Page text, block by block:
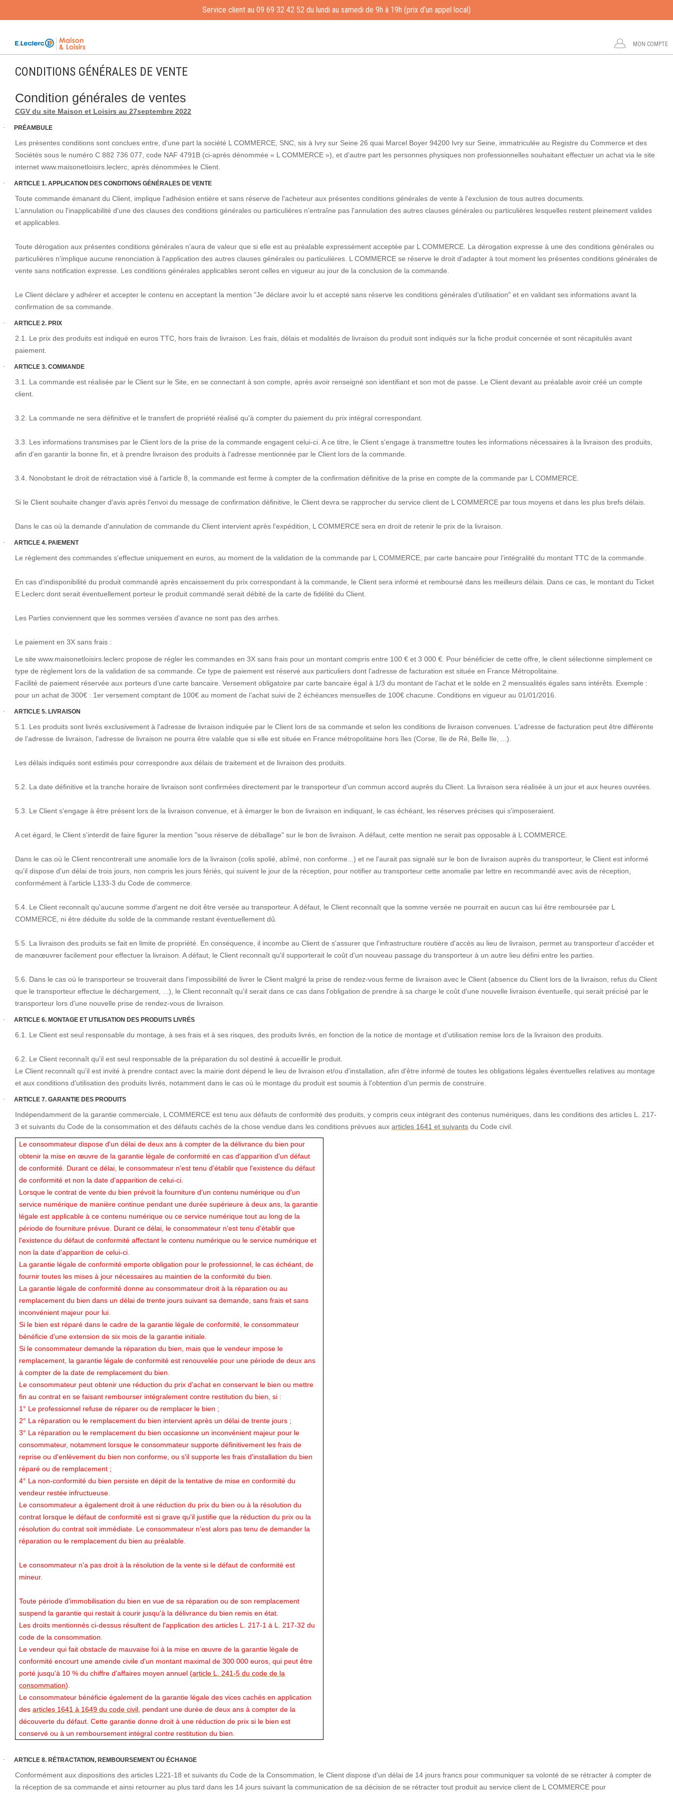
Service client au 09 69 32 42 52 du lundi au samedi de 9h à 19h (prix d’un appel local)
MON COMPTE
Accueil / Conditions générales de vente
CONDITIONS GÉNÉRALES DE VENTE
Condition générales de ventes
CGV du site Maison et Loisirs au 27septembre 2022
· PRÉAMBULE
Les présentes conditions sont conclues entre, d'une part la société L COMMERCE, SNC, sis à Ivry sur Seine 26 quai Marcel Boyer 94200 Ivry sur Seine, immatriculée au Registre du Commerce et des
Sociétés sous le numéro C 882 736 077, code NAF 4791B (ci-après dénommée « L COMMERCE »), et d'autre part les personnes physiques non professionnelles souhaitant effectuer un achat via le site
internet www.maisonetloisirs.leclerc, après dénommées le Client.
· ARTICLE 1. APPLICATION DES CONDITIONS GÉNÉRALES DE VENTE
Toute commande émanant du Client, implique l'adhésion entière et sans réserve de l'acheteur aux présentes conditions générales de vente à l'exclusion de tous autres documents.
L'annulation ou l'inapplicabilité d'une des clauses des conditions générales ou particulières n'entraîne pas l'annulation des autres clauses générales ou particulières lesquelles restent pleinement valides
et applicables.
Toute dérogation aux présentes conditions générales n'aura de valeur que si elle est au préalable expressément acceptée par L COMMERCE. La dérogation expresse à une des conditions générales ou
particulières n'implique aucune renonciation à l'application des autres clauses générales ou particulières. L COMMERCE se réserve le droit d'adapter à tout moment les présentes conditions générales de
vente sans notification expresse. Les conditions générales applicables seront celles en vigueur au jour de la conclusion de la commande.
Le Client déclare y adhérer et accepter le contenu en acceptant la mention "Je déclare avoir lu et accepté sans réserve les conditions générales d'utilisation" et en validant ses informations avant la
confirmation de sa commande.
· ARTICLE 2. PRIX
2.1. Le prix des produits est indiqué en euros TTC, hors frais de livraison. Les frais, délais et modalités de livraison du produit sont indiqués sur la fiche produit concernée et sont récapitulés avant
paiement.
· ARTICLE 3. COMMANDE
3.1. La commande est réalisée par le Client sur le Site, en se connectant à son compte, après avoir renseigné son identifiant et son mot de passe. Le Client devant au préalable avoir créé un compte
client.
3.2. La commande ne sera définitive et le transfert de propriété réalisé qu'à compter du paiement du prix intégral correspondant.
3.3. Les informations transmises par le Client lors de la prise de la commande engagent celui-ci. A ce titre, le Client s'engage à transmettre toutes les informations nécessaires à la livraison des produits,
afin d'en garantir la bonne fin, et à prendre livraison des produits à l'adresse mentionnée par le Client lors de la commande.
3.4. Nonobstant le droit de rétractation visé à l'article 8, la commande est ferme à compter de la confirmation définitive de la prise en compte de la commande par L COMMERCE.
Si le Client souhaite changer d'avis après l'envoi du message de confirmation définitive, le Client devra se rapprocher du service client de L COMMERCE par tous moyens et dans les plus brefs délais.
Dans le cas où la demande d'annulation de commande du Client intervient après l'expédition, L COMMERCE sera en droit de retenir le prix de la livraison.
· ARTICLE 4. PAIEMENT
Le règlement des commandes s'effectue uniquement en euros, au moment de la validation de la commande par L COMMERCE, par carte bancaire pour l'intégralité du montant TTC de la commande.
En cas d'indisponibilité du produit commandé après encaissement du prix correspondant à la commande, le Client sera informé et remboursé dans les meilleurs délais. Dans ce cas, le montant du Ticket
E.Leclerc dont serait éventuellement porteur le produit commandé serait débité de la carte de fidélité du Client.
Les Parties conviennent que les sommes versées d'avance ne sont pas des arrhes.
Le paiement en 3X sans frais :
Le site www.maisonetloisirs.leclerc propose de régler les commandes en 3X sans frais pour un montant compris entre 100 € et 3 000 €. Pour bénéficier de cette offre, le client sélectionne simplement ce
type de règlement lors de la validation de sa commande. Ce type de paiement est réservé aux particuliers dont l'adresse de facturation est située en France Métropolitaine.
Facilité de paiement réservée aux porteurs d’une carte bancaire. Versement obligatoire par carte bancaire égal à 1/3 du montant de l’achat et le solde en 2 mensualités égales sans intérêts. Exemple :
pour un achat de 300€ : 1er versement comptant de 100€ au moment de l’achat suivi de 2 échéances mensuelles de 100€ chacune. Conditions en vigueur au 01/01/2016.
· ARTICLE 5. LIVRAISON
5.1. Les produits sont livrés exclusivement à l'adresse de livraison indiquée par le Client lors de sa commande et selon les conditions de livraison convenues. L'adresse de facturation peut être différente
de l'adresse de livraison, l'adresse de livraison ne pourra être valable que si elle est située en France métropolitaine hors îles (Corse, Ile de Ré, Belle Ile, ...).
Les délais indiqués sont estimés pour correspondre aux délais de traitement et de livraison des produits.
5.2. La date définitive et la tranche horaire de livraison sont confirmées directement par le transporteur d'un commun accord auprès du Client. La livraison sera réalisée à un jour et aux heures ouvrées.
5.3. Le Client s'engage à être présent lors de la livraison convenue, et à émarger le bon de livraison en indiquant, le cas échéant, les réserves précises qui s'imposeraient.
A cet égard, le Client s'interdit de faire figurer la mention "sous réserve de déballage" sur le bon de livraison. A défaut, cette mention ne serait pas opposable à L COMMERCE.
Dans le cas où le Client rencontrerait une anomalie lors de la livraison (colis spolié, abîmé, non conforme...) et ne l'aurait pas signalé sur le bon de livraison auprès du transporteur, le Client est informé
qu'il dispose d'un délai de trois jours, non compris les jours fériés, qui suivent le jour de la réception, pour notifier au transporteur cette anomalie par lettre en recommandé avec avis de réception,
conformément à l'article L133-3 du Code de commerce.
5.4. Le Client reconnaît qu'aucune somme d'argent ne doit être versée au transporteur. A défaut, le Client reconnaît que la somme versée ne pourrait en aucun cas lui être remboursée par L
COMMERCE, ni être déduite du solde de la commande restant éventuellement dû.
5.5. La livraison des produits se fait en limite de propriété. En conséquence, il incombe au Client de s'assurer que l'infrastructure routière d'accès au lieu de livraison, permet au transporteur d'accéder et
de manœuvrer facilement pour effectuer la livraison. A défaut, le Client reconnaît qu'il supporterait le coût d'un nouveau passage du transporteur à un autre lieu défini entre les parties.
5.6. Dans le cas où le transporteur se trouverait dans l'impossibilité de livrer le Client malgré la prise de rendez-vous ferme de livraison avec le Client (absence du Client lors de la livraison, refus du Client
que le transporteur effectue le déchargement, ...), le Client reconnaît qu'il serait dans ce cas dans l'obligation de prendre à sa charge le coût d'une nouvelle livraison éventuelle, qui serait précisé par le
transporteur lors d'une nouvelle prise de rendez-vous de livraison.
· ARTICLE 6. MONTAGE ET UTILISATION DES PRODUITS LIVRÉS
6.1. Le Client est seul responsable du montage, à ses frais et à ses risques, des produits livrés, en fonction de la notice de montage et d'utilisation remise lors de la livraison des produits.
6.2. Le Client reconnaît qu'il est seul responsable de la préparation du sol destiné à accueillir le produit.
Le Client reconnaît qu'il est invité à prendre contact avec la mairie dont dépend le lieu de livraison et/ou d'installation, afin d'être informé de toutes les obligations légales éventuelles relatives au montage
et aux conditions d'utilisation des produits livrés, notamment dans le cas où le montage du produit est soumis à l'obtention d'un permis de construire.
· ARTICLE 7. GARANTIE DES PRODUITS
Indépendamment de la garantie commerciale, L COMMERCE est tenu aux défauts de conformité des produits, y compris ceux intégrant des contenus numériques, dans les conditions des articles L. 217-
3 et suivants du Code de la consommation et des défauts cachés de la chose vendue dans les conditions prévues aux articles 1641 et suivants du Code civil.
Le consommateur dispose d'un délai de deux ans à compter de la délivrance du bien pour
obtenir la mise en œuvre de la garantie légale de conformité en cas d'apparition d'un défaut
de conformité. Durant ce délai, le consommateur n'est tenu d'établir que l'existence du défaut
de conformité et non la date d'apparition de celui-ci.
Lorsque le contrat de vente du bien prévoit la fourniture d'un contenu numérique ou d'un
service numérique de manière continue pendant une durée supérieure à deux ans, la garantie
légale est applicable à ce contenu numérique ou ce service numérique tout au long de la
période de fourniture prévue. Durant ce délai, le consommateur n'est tenu d'établir que
l'existence du défaut de conformité affectant le contenu numérique ou le service numérique et
non la date d'apparition de celui-ci.
La garantie légale de conformité emporte obligation pour le professionnel, le cas échéant, de
fournir toutes les mises à jour nécessaires au maintien de la conformité du bien.
La garantie légale de conformité donne au consommateur droit à la réparation ou au
remplacement du bien dans un délai de trente jours suivant sa demande, sans frais et sans
inconvénient majeur pour lui.
Si le bien est réparé dans le cadre de la garantie légale de conformité, le consommateur
bénéficie d'une extension de six mois de la garantie initiale.
Si le consommateur demande la réparation du bien, mais que le vendeur impose le
remplacement, la garantie légale de conformité est renouvelée pour une période de deux ans
à compter de la date de remplacement du bien.
Le consommateur peut obtenir une réduction du prix d'achat en conservant le bien ou mettre
fin au contrat en se faisant rembourser intégralement contre restitution du bien, si :
1° Le professionnel refuse de réparer ou de remplacer le bien ;
2° La réparation ou le remplacement du bien intervient après un délai de trente jours ;
3° La réparation ou le remplacement du bien occasionne un inconvénient majeur pour le
consommateur, notamment lorsque le consommateur supporte définitivement les frais de
reprise ou d'enlèvement du bien non conforme, ou s'il supporte les frais d'installation du bien
réparé ou de remplacement ;
4° La non-conformité du bien persiste en dépit de la tentative de mise en conformité du
vendeur restée infructueuse.
Le consommateur a également droit à une réduction du prix du bien ou à la résolution du
contrat lorsque le défaut de conformité est si grave qu'il justifie que la réduction du prix ou la
résolution du contrat soit immédiate. Le consommateur n'est alors pas tenu de demander la
réparation ou le remplacement du bien au préalable.
Le consommateur n'a pas droit à la résolution de la vente si le défaut de conformité est
mineur.
Toute période d'immobilisation du bien en vue de sa réparation ou de son remplacement
suspend la garantie qui restait à courir jusqu'à la délivrance du bien remis en état.
Les droits mentionnés ci-dessus résultent de l'application des articles L. 217-1 à L. 217-32 du
code de la consommation.
Le vendeur qui fait obstacle de mauvaise foi à la mise en œuvre de la garantie légale de
conformité encourt une amende civile d'un montant maximal de 300 000 euros, qui peut être
porté jusqu'à 10 % du chiffre d'affaires moyen annuel (article L. 241-5 du code de la
consommation).
Le consommateur bénéficie également de la garantie légale des vices cachés en application
desarticles 1641 à 1649 du code civil , pendant une durée de deux ans à compter de la
découverte du défaut. Cette garantie donne droit à une réduction de prix si le bien est
conservé ou à un remboursement intégral contre restitution du bien.
· ARTICLE 8. RÉTRACTATION, REMBOURSEMENT OU ÉCHANGE
Conformément aux dispositions des articles L221-18 et suivants du Code de la Consommation, le Client dispose d'un délai de 14 jours francs pour communiquer sa volonté de se rétracter à compter de
la réception de sa commande et ainsi retourner au plus tard dans les 14 jours suivant la communication de sa décision de se rétracter tout produit au service client de L COMMERCE pour